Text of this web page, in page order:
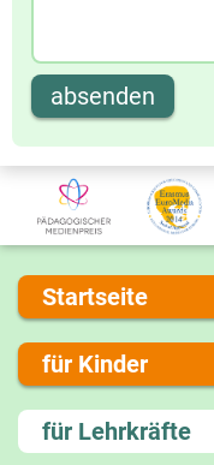
absenden
Startseite
Über uns
Presse
Kontakt
Impressum
für Kinder
Lernen und Schule
Hobby und Freizeit
für Lehrkräfte